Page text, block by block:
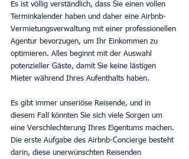
Es ist völlig verständlich, dass Sie einen vollen
Terminkalender haben und daher eine Airbnb-
Vermietungsverwaltung mit einer professionellen
Agentur bevorzugen, um Ihr Einkommen zu
optimieren. Alles beginnt mit der Auswahl
potenzieller Gäste, damit Sie keine lästigen
Mieter während Ihres Aufenthalts haben.
Es gibt immer unseriöse Reisende, und in
diesem Fall könnten Sie sich viele Sorgen um
eine Verschlechterung Ihres Eigentums machen.
Die erste Aufgabe des Airbnb-Concierge besteht
darin, diese unerwünschten Reisenden